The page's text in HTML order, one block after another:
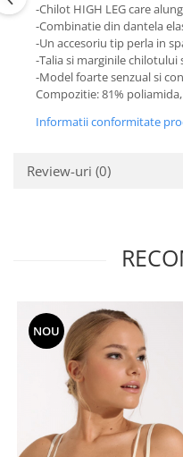
-Chilot HIGH LEG care
-Combinatie din dantela
-Un accesoriu tip perla in
-Talia si marginile
-Model foarte senzual si
Compozitie: 81%
Informatii conformitate
Review-uri (0)
NOU